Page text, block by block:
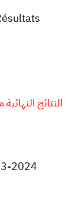
2024